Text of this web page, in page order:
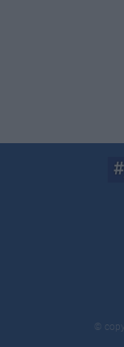
©